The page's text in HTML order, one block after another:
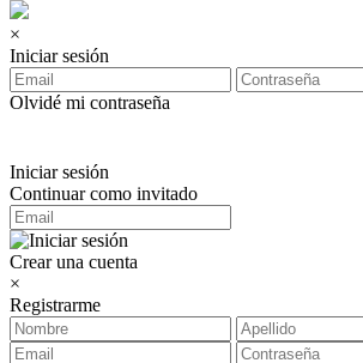
×
Iniciar sesión
Olvidé mi contraseña
Iniciar sesión
Continuar como invitado
Crear una cuenta
×
Registrarme